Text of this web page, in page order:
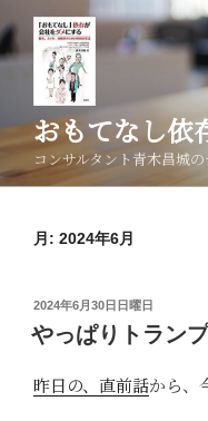
ン
テ
へ
ス
おもてなし
コンサルタント青木昌城
月: 2024年6月
投
稿
日:
2024年6月30日日曜日
やっぱりトラン
昨日の、直前話から、